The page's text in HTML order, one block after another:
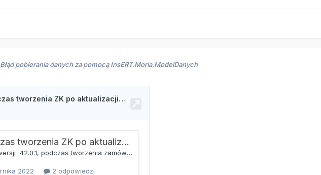
Błąd pobierania danych za pomocą InsERT.Moria.ModelDanych